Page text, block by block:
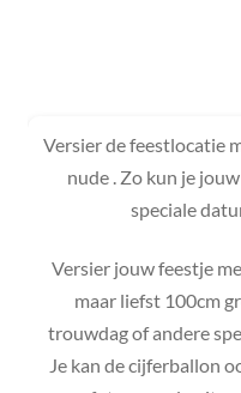
Versier de feestlocatie
nude . Zo kun je
speciale
Versier jouw feestje
maar liefst 100cm
trouwdag of andere
Je kan de cijferballon